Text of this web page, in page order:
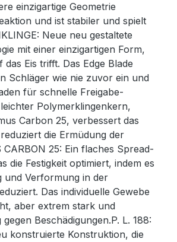
einzigartige Geometrie
und ist stabiler und spielt
Neue neu gestaltete
mit einer einzigartigen Form,
das Eis trifft. Das Edge Blade
Schläger wie nie zuvor ein und
für schnelle Freigabe-
Polymerklingenkern,
Carbon 25, verbessert das
die Ermüdung der
25: Ein flaches Spread-
die Festigkeit optimiert, indem es
und Verformung in der
Das individuelle Gewebe
aber extrem stark und
Beschädigungen.P. L. 188:
konstruierte Konstruktion, die